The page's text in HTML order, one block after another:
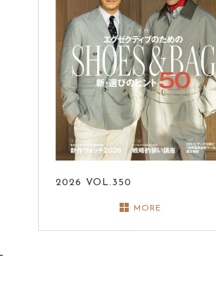
2026 VOL.350
MORE